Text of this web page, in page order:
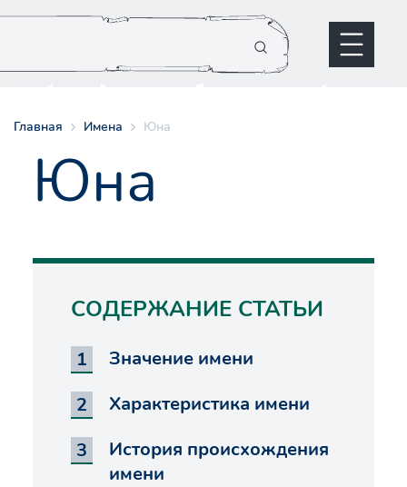
Главная Имена Юна
Юна
СОДЕРЖАНИЕ СТАТЬИ
Значение имени
Характеристика имени
История происхождения
имени